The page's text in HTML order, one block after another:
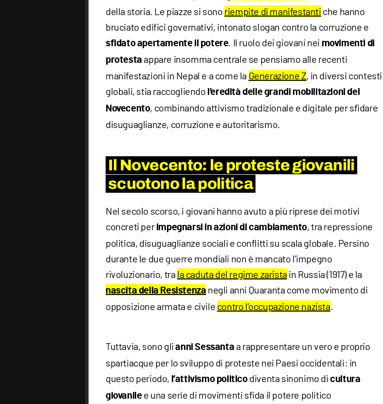
della storia. Le piazze si sono riempite di manifestanti che hanno
bruciato edifici governativi, intonato slogan contro la corruzione e
sfidato apertamente il potere. Il ruolo dei giovani nei movimenti di
protesta appare insomma centrale se pensiamo alle recenti
manifestazioni in Nepal e a come la Generazione Z, in diversi contesti
globali, stia raccogliendo l’eredità delle grandi mobilitazioni del
Novecento, combinando attivismo tradizionale e digitale per sfidare
disuguaglianze, corruzione e autoritarismo.
Il Novecento: le proteste giovanili
scuotono la politica
Nel secolo scorso, i giovani hanno avuto a più riprese dei motivi
concreti per impegnarsi in azioni di cambiamento, tra repressione
politica, disuguaglianze sociali e conflitti su scala globale. Persino
durante le due guerre mondiali non è mancato l'impegno
rivoluzionario, tra la caduta del regime zarista in Russia (1917) e la
nascita della Resistenza negli anni Quaranta come movimento di
opposizione armata e civile contro l’occupazione nazista.
Tuttavia, sono glianni Sessanta a rappresentare un vero e proprio
spartiacque per lo sviluppo di proteste nei Paesi occidentali: in
questo periodo, l’attivismo politicodiventa sinonimo dicultura
giovanilee una serie di movimenti sfida il potere politico